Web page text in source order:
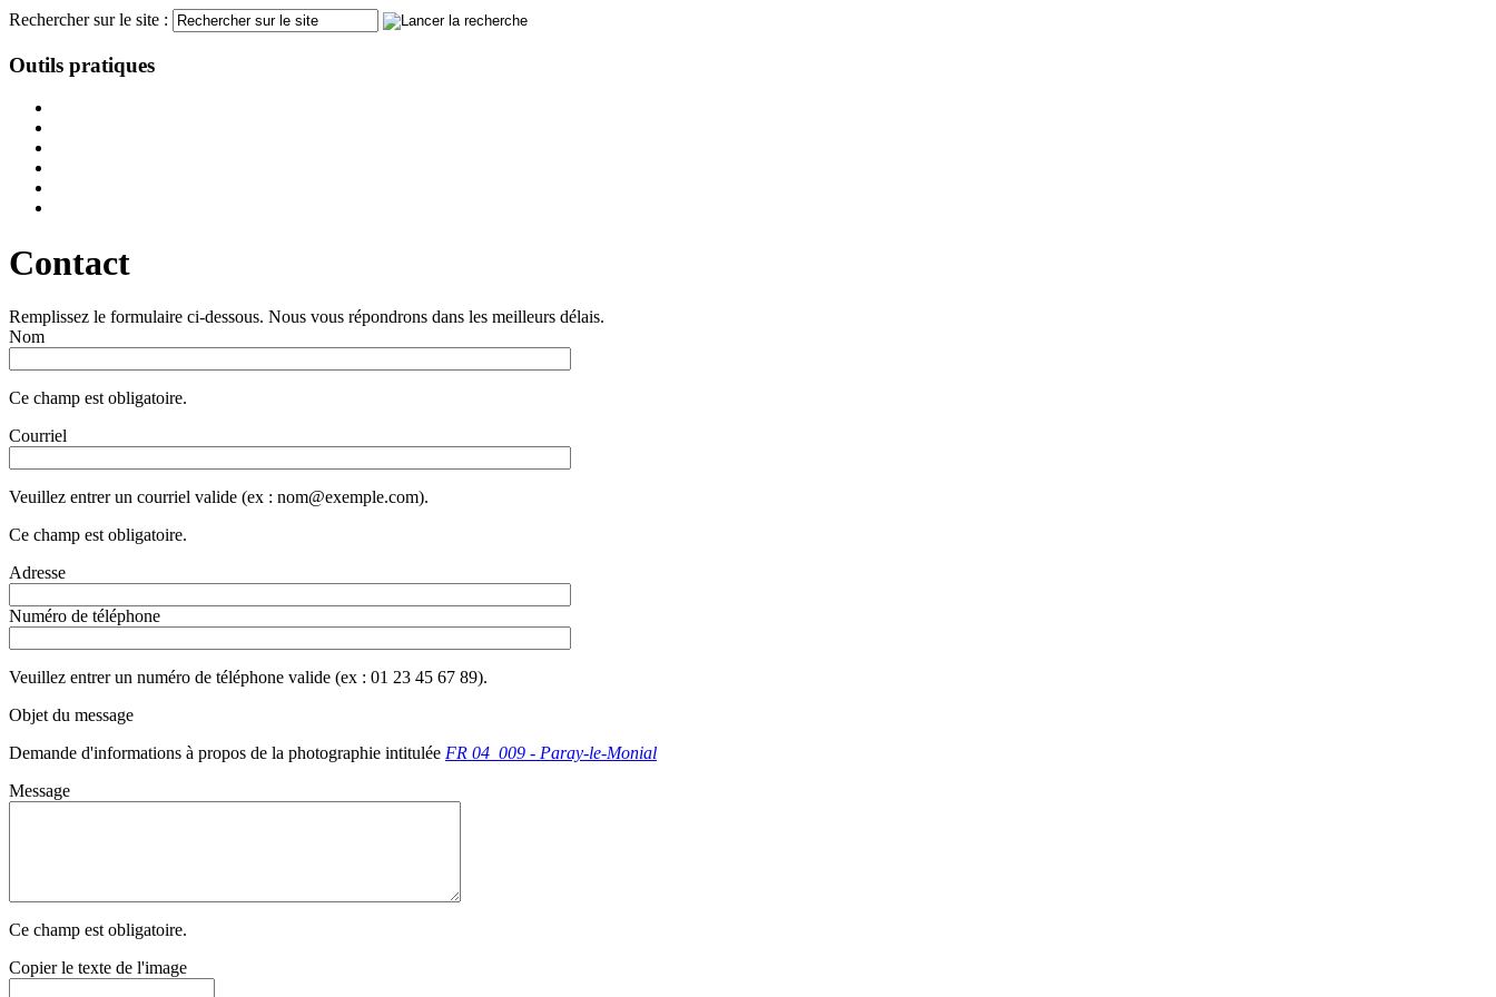
Rechercher sur le site :
Outils pratiques
Contact
Remplissez le formulaire ci-dessous. Nous vous répondrons dans les meilleurs délais.
Nom
Ce champ est obligatoire.
Courriel
Veuillez entrer un courriel valide (ex : nom@exemple.com).
Ce champ est obligatoire.
Adresse
Numéro de téléphone
Veuillez entrer un numéro de téléphone valide (ex : 01 23 45 67 89).
Objet du message
Demande d'informations à propos de la photographie intitulée FR 04_009 - Paray-le-Monial
Message
Ce champ est obligatoire.
Copier le texte de l'image